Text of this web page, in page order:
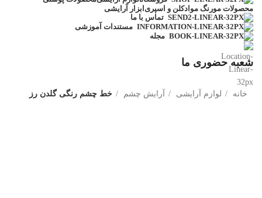
محصولات مورنگ موادکلن و اسپریابزار آرایشی
تماس با ما
مستندات آموزشی
مجله
شعبه حضوری ما
خانه لوازم آرایشی آرایش چشم خط چشم رنگی گلدن رز